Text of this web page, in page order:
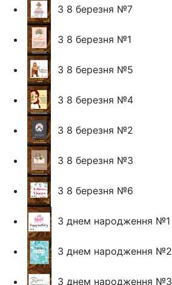
З 8 березня №7
З 8 березня №1
З 8 березня №5
З 8 березня №4
З 8 березня №2
З 8 березня №3
З 8 березня №6
З днем народження №1
З днем народження №2
З днем народження №3